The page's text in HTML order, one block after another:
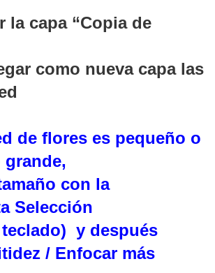
la capa “Copia de
como nueva capa las
de flores es pequeño o
grande,
con la
Selección
y después
/ Enfocar más